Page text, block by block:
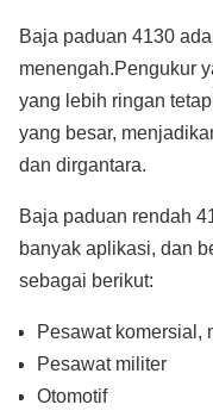
Baja paduan 4130
menengah.Pengukur
yang lebih ringan
yang besar,
dan dirgantara.
Baja paduan rendah
banyak aplikasi, dan
sebagai berikut:
Pesawat komersial,
Pesawat militer
Otomotif